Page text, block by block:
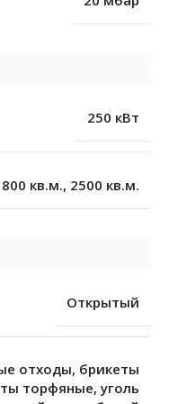
250 кВт
800 кв.м., 2500 кв.м.
Открытый
отходы, брикеты
торфяные,уголь